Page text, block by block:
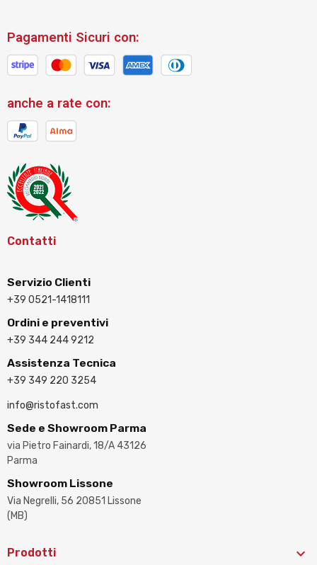
Pagamenti Sicuri con:
anche a rate con:
Contatti
Servizio Clienti
+39 0521-1418111
Ordini e preventivi
+39 344 244 9212
Assistenza Tecnica
+39 349 220 3254
info@ristofast.com
Sede e Showroom Parma
via Pietro Fainardi, 18/A 43126
Parma
Showroom Lissone
Via Negrelli, 56 20851 Lissone
(MB)
Prodotti 